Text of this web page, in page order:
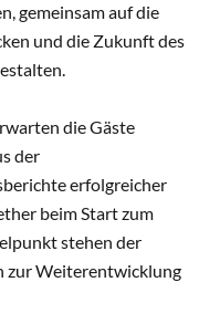
gemeinsam auf die
und die Zukunft des
die Gäste
der
erfolgreicher
beim Start zum
stehen der
zur Weiterentwicklung